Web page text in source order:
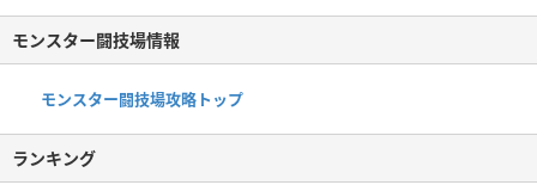
モンスター闘技場情報
モンスター闘技場攻略トップ
ランキング